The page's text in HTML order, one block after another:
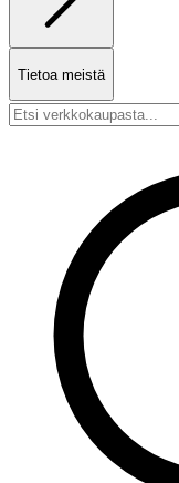
Tietoa meistä